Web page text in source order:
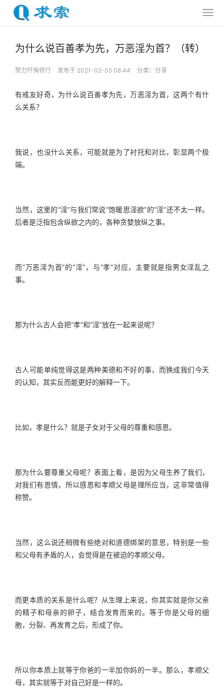
为什么说百善孝为先，万恶淫为首？（转）
努力忏悔修行 发布于 2021-02-05 08:44 分类： 分享
有戒友好奇，为什么说百善孝为先，万恶淫为首，这两个有什
么关系？
我说，也没什么关系，可能就是为了衬托和对比，彰显两个极
端。
当然，这里的“淫”与我们常说“饱暖思淫欲”的“淫”还不太一样。
后者是泛指包含纵欲之内的，各种贪婪放纵之事。
而“万恶淫为首”的“淫”，与“孝”对应，主要就是指男女淫乱之
事。
那为什么古人会把“孝”和“淫”放在一起来说呢？
古人可能单纯觉得这是两种美德和不好的事，而换成我们今天
的认知，其实反而能更好的解释一下。
比如，孝是什么？就是子女对于父母的尊重和感恩。
那为什么要尊重父母呢？表面上看，是因为父母生养了我们，
对我们有恩情，所以感恩和孝顺父母是理所应当，这非常值得
称赞。
当然，这么说还稍微有些绝对和道德绑架的意思，特别是一些
和父母有矛盾的人，会觉得是在被迫的孝顺父母。
而更本质的关系是什么呢？从生理上来说，你其实就是你父亲
的精子和母亲的卵子，结合发育而来的。等于你是父母的细
胞，分裂、再发育之后，形成了你。
所以你本质上就等于你爸的一半加你妈的一半。那么，孝顺父
母，其实就等于对自己好是一样的。